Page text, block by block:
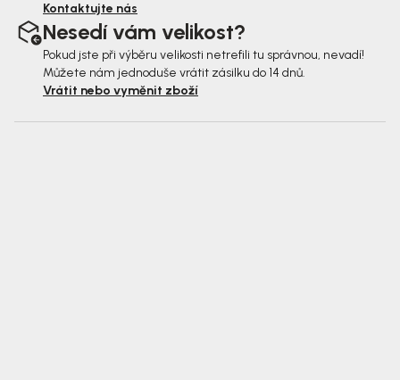
Kontaktujte nás
Nesedí vám velikost?
Pokud jste při výběru velikosti netrefili tu správnou, nevadí!
Můžete nám jednoduše vrátit zásilku do 14 dnů.
Vrátit nebo vyměnit zboží